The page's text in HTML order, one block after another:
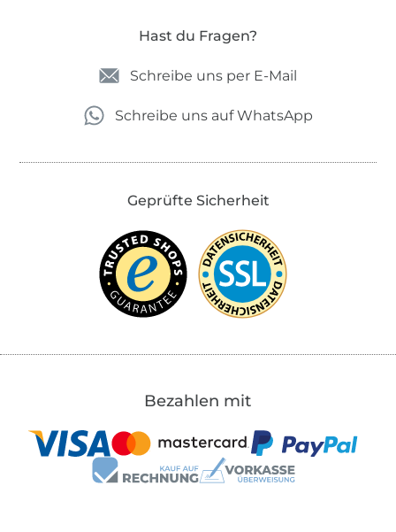
Hast du Fragen?
Schreibe uns per E-Mail
Schreibe uns auf WhatsApp
Geprüfte Sicherheit
Bezahlen mit